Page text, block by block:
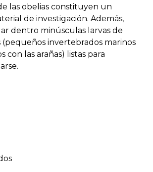
las obelias constituyen un
de investigación. Además,
dentro minúsculas larvas de
(pequeños invertebrados marinos
con las arañas) listas para